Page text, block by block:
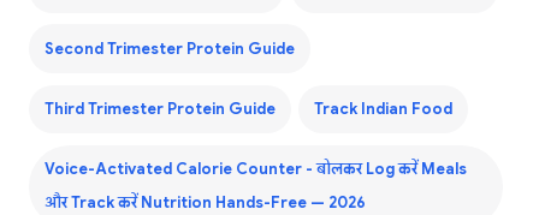
Second Trimester Protein Guide
Third Trimester Protein Guide Track Indian Food
Voice-Activated Calorie Counter - बोलकर Log करें Meals
और Track करें Nutrition Hands-Free — 2026